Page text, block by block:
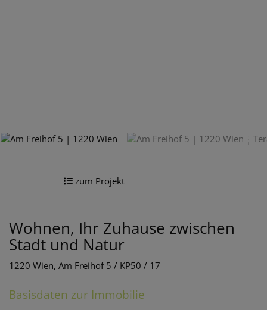
zum Projekt
Wohnen, Ihr Zuhause zwischen
Stadt und Natur
1220 Wien, Am Freihof 5 / KP50 / 17
Basisdaten zur Immobilie